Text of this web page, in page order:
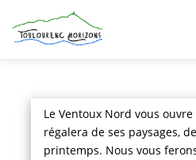
contenu
EVENEMENTS GUIDE DE
Le Ventoux Nord vous
régalera de ses paysages,
printemps. Nous vous